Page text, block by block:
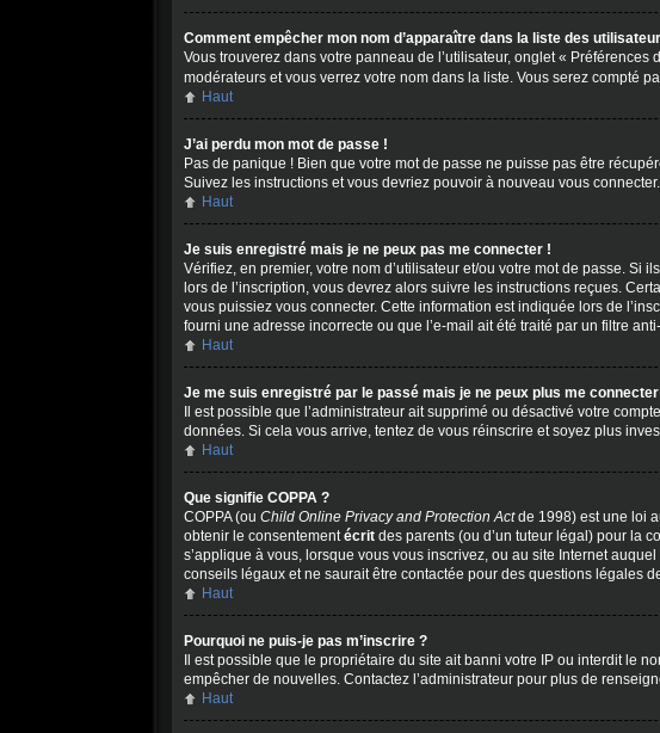
Comment empêcher mon nom d’apparaître dans la liste des
Vous trouverez dans votre panneau de l’utilisateur, onglet « Préférences
modérateurs et vous verrez votre nom dans la liste. Vous serez compté
Haut
J’ai perdu mon mot de passe !
Pas de panique ! Bien que votre mot de passe ne puisse pas être
Suivez les instructions et vous devriez pouvoir à nouveau vous connecter.
Haut
Je suis enregistré mais je ne peux pas me connecter !
Vérifiez, en premier, votre nom d’utilisateur et/ou votre mot de passe. Si
lors de l’inscription, vous devrez alors suivre les instructions reçues.
vous puissiez vous connecter. Cette information est indiquée lors de
fourni une adresse incorrecte ou que l’e-mail ait été traité par un filtre
Haut
Je me suis enregistré par le passé mais je ne peux plus me connecter
Il est possible que l’administrateur ait supprimé ou désactivé votre
données. Si cela vous arrive, tentez de vous réinscrire et soyez plus
Haut
Que signifie COPPA ?
COPPA (ou Child Online Privacy and Protection Actde 1998) est une loi
obtenir le consentement écrit des parents (ou d’un tuteur légal) pour la
s’applique à vous, lorsque vous vous inscrivez, ou au site Internet
conseils légaux et ne saurait être contactée pour des questions légales
Haut
Pourquoi ne puis-je pas m’inscrire ?
Il est possible que le propriétaire du site ait banni votre IP ou interdit le
empêcher de nouvelles. Contactez l’administrateur pour plus de
Haut